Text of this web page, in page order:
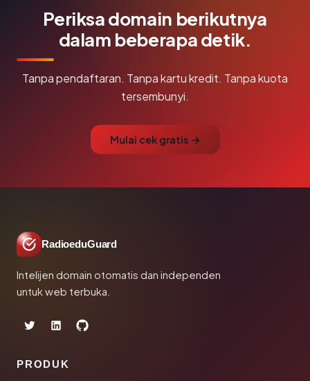
Periksa domain berikutnya
dalam beberapa detik.
Tanpa pendaftaran. Tanpa kartu kredit. Tanpa kuota
tersembunyi.
Mulai cek gratis →
RadioeduGuard
Intelijen domain otomatis dan independen
untuk web terbuka.
PRODUK